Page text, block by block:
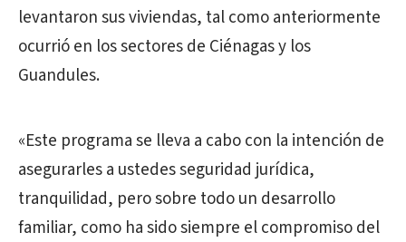
levantaron sus viviendas, tal como anteriormente
ocurrió en los sectores de Ciénagas y los
Guandules.
«Este programa se lleva a cabo con la intención de
asegurarles a ustedes seguridad jurídica,
tranquilidad, pero sobre todo un desarrollo
familiar, como ha sido siempre el compromiso del